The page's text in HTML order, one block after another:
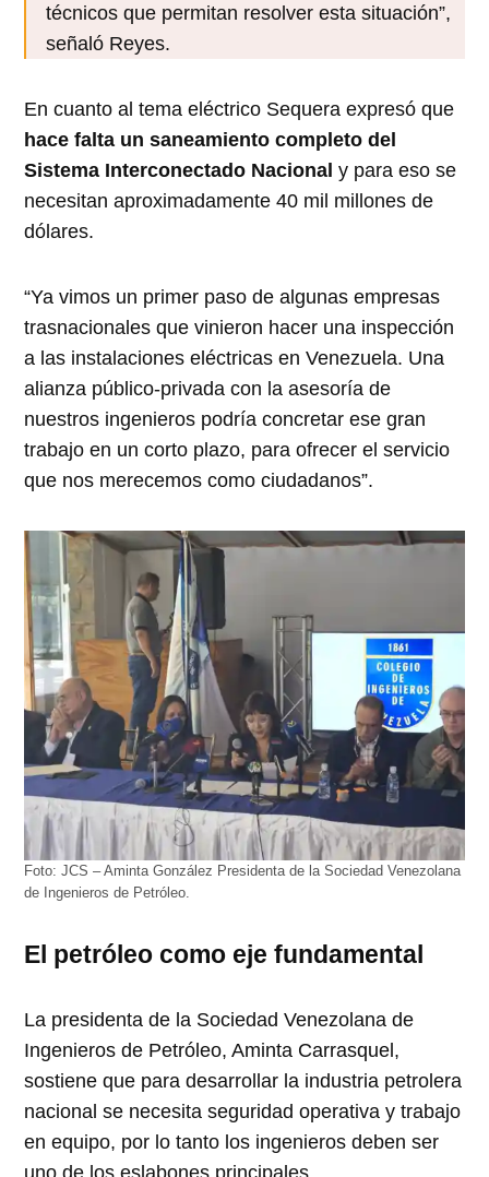
técnicos que permitan resolver esta situación”,
señaló Reyes.
En cuanto al tema eléctrico Sequera expresó que
hace falta un saneamiento completo del
Sistema Interconectado Nacionaly para eso se
necesitan aproximadamente 40 mil millones de
dólares.
“Ya vimos un primer paso de algunas empresas
trasnacionales que vinieron hacer una inspección
a las instalaciones eléctricas en Venezuela. Una
alianza público-privada con la asesoría de
nuestros ingenieros podría concretar ese gran
trabajo en un corto plazo, para ofrecer el servicio
que nos merecemos como ciudadanos”.
Foto: JCS – Aminta González Presidenta de la Sociedad Venezolana
de Ingenieros de Petróleo.
El petróleo como eje fundamental
La presidenta de la Sociedad Venezolana de
Ingenieros de Petróleo, Aminta Carrasquel,
sostiene que para desarrollar la industria petrolera
nacional se necesita seguridad operativa y trabajo
en equipo, por lo tanto los ingenieros deben ser